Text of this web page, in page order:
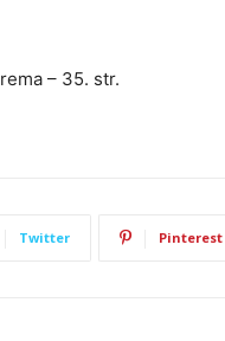
– 35. str.
Twitter Pinterest